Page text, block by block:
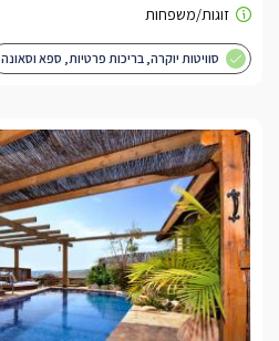
סוויטות יוקרה, בריכות פרטיות, ספא וסאונה